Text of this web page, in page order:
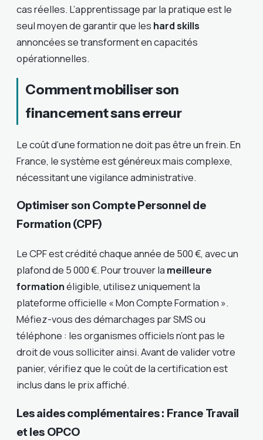
cas réelles. L’apprentissage par la pratique est le
seul moyen de garantir que les hard skills
annoncées se transforment en capacités
opérationnelles.
Comment mobiliser son
financement sans erreur
Le coût d’une formation ne doit pas être un frein. En
France, le système est généreux mais complexe,
nécessitant une vigilance administrative.
Optimiser son Compte Personnel de
Formation (CPF)
Le CPF est crédité chaque année de 500 €, avec un
plafond de 5 000 €. Pour trouver la meilleure
formationéligible, utilisez uniquement la
plateforme officielle « Mon Compte Formation ».
Méfiez-vous des démarchages par SMS ou
téléphone : les organismes officiels n’ont pas le
droit de vous solliciter ainsi. Avant de valider votre
panier, vérifiez que le coût de la certification est
inclus dans le prix affiché.
Les aides complémentaires : France Travail
et les OPCO